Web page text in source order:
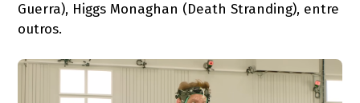
Guerra), Higgs Monaghan (Death Stranding), entre
outros.